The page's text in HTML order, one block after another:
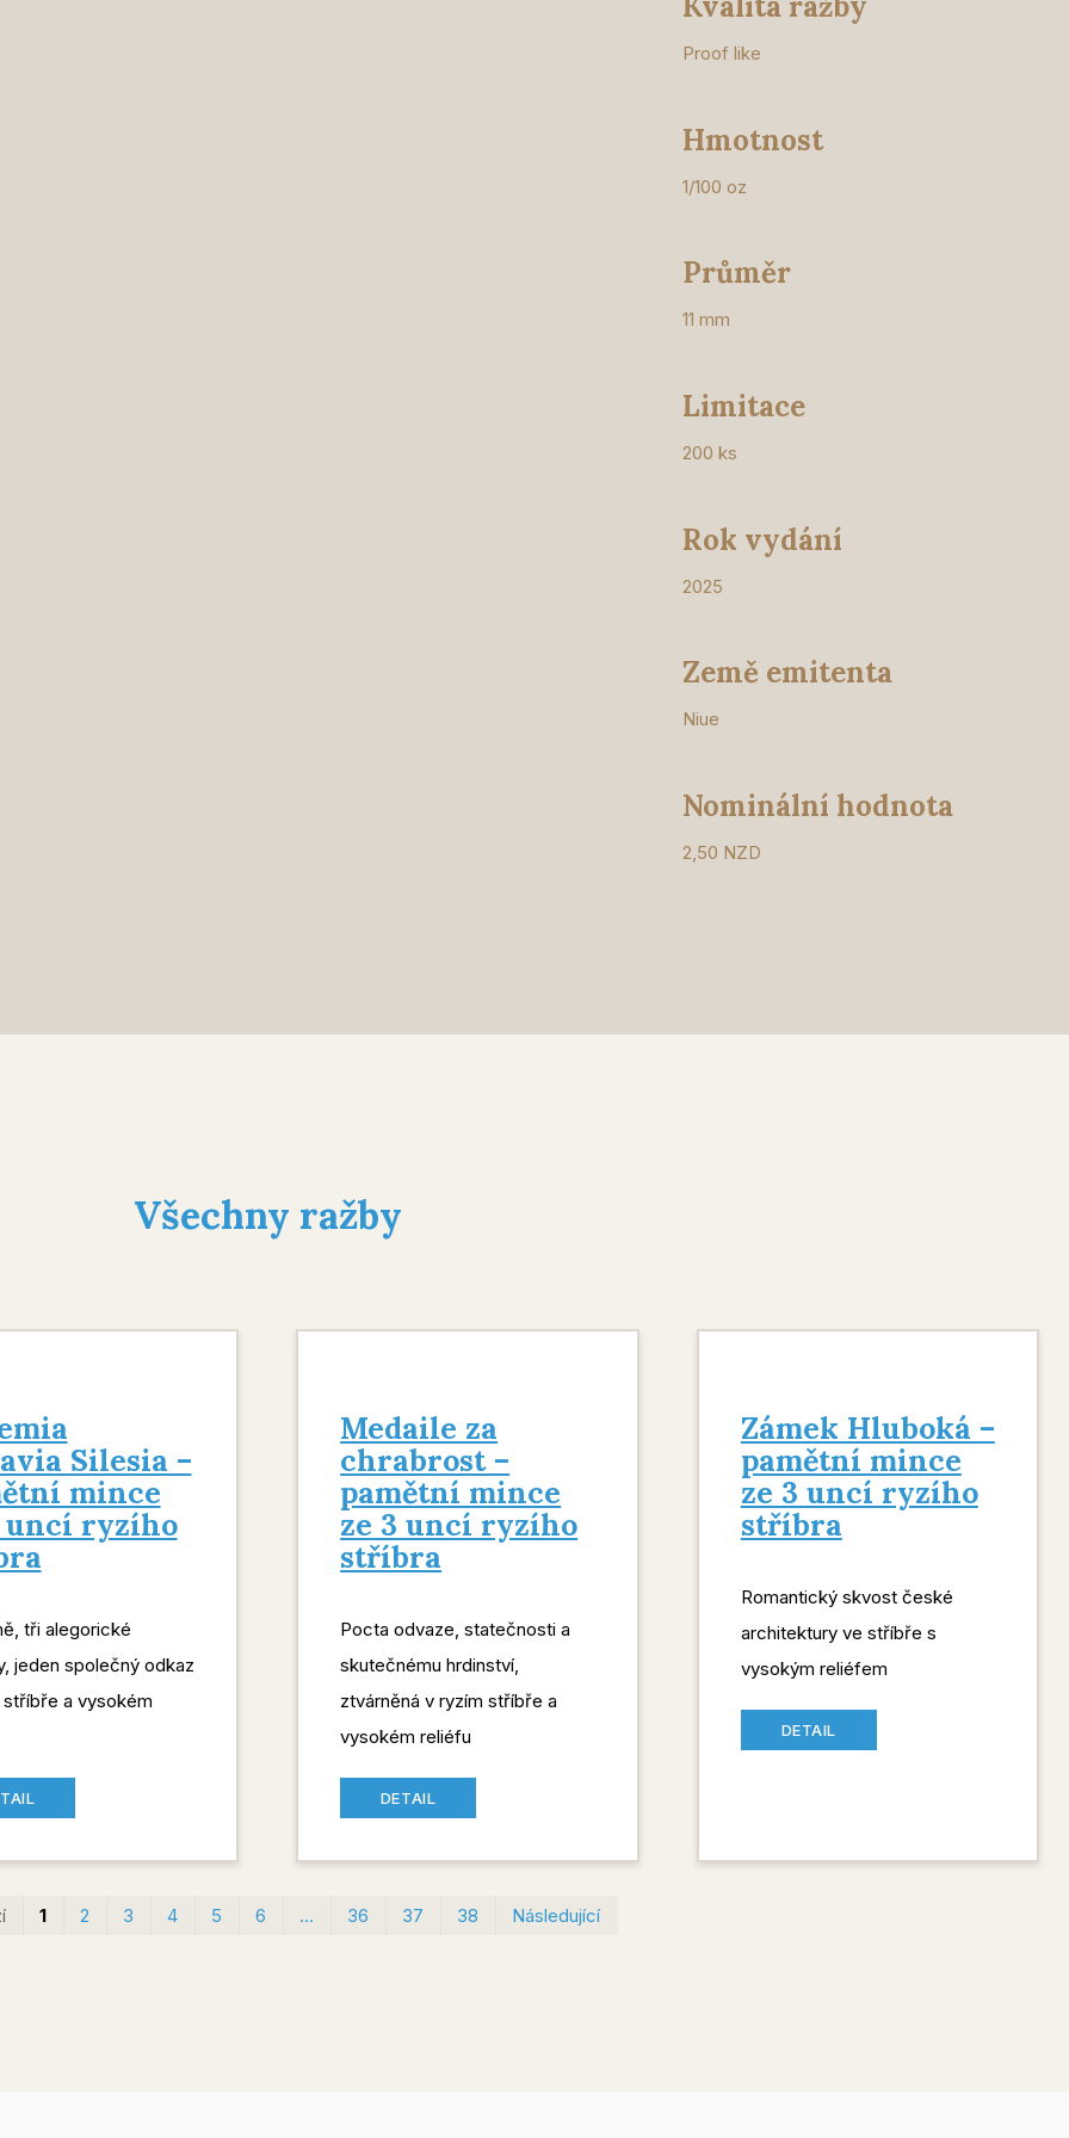
Proof like
Hmotnost
1/100 oz
Průměr
11 mm
Limitace
200 ks
Rok vydání
2025
Země emitenta
Niue
Nominální hodnota
2,50 NZD
Všechny ražby
Silesia –
mince
uncí ryzího
tři alegorické
jeden společný odkaz
a vysokém
Medaile za
chrabrost –
pamětní mince
ze 3 uncí ryzího
stříbra
Pocta odvaze, statečnosti a
skutečnému hrdinství,
ztvárněná v ryzím stříbře a
vysokém reliéfu
DETAIL
Zámek Hluboká –
pamětní mince
ze 3 uncí ryzího
stříbra
Romantický skvost české
architektury ve stříbře s
vysokým reliéfem
DETAIL
1 2 3 4 5 6 … 36 37 38 Následující